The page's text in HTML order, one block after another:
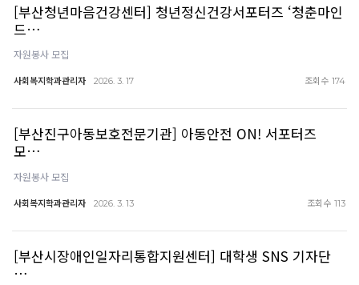
[부산청년마음건강센터] 청년정신건강서포터즈 ‘청춘마인
드…
자원봉사 모집
사회복지학과관리자 2026. 3. 17 조회수 174
[부산진구아동보호전문기관] 아동안전 ON! 서포터즈
모…
자원봉사 모집
사회복지학과관리자 2026. 3. 13 조회수 113
[부산시장애인일자리통합지원센터] 대학생 SNS 기자단
…